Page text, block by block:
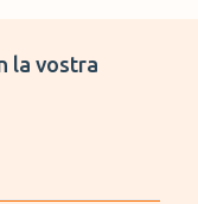
la vostra